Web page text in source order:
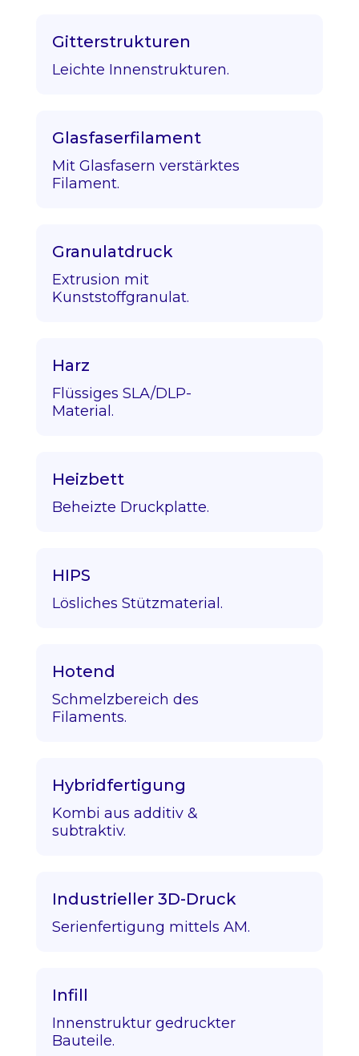
Gitterstrukturen
Leichte Innenstrukturen.
Glasfaserfilament
Mit Glasfasern verstärktes
Filament.
Granulatdruck
Extrusion mit
Kunststoffgranulat.
Harz
Flüssiges SLA/DLP-
Material.
Heizbett
Beheizte Druckplatte.
HIPS
Lösliches Stützmaterial.
Hotend
Schmelzbereich des
Filaments.
Hybridfertigung
Kombi aus additiv &
subtraktiv.
Industrieller 3D-Druck
Serienfertigung mittels AM.
Infill
Innenstruktur gedruckter
Bauteile.